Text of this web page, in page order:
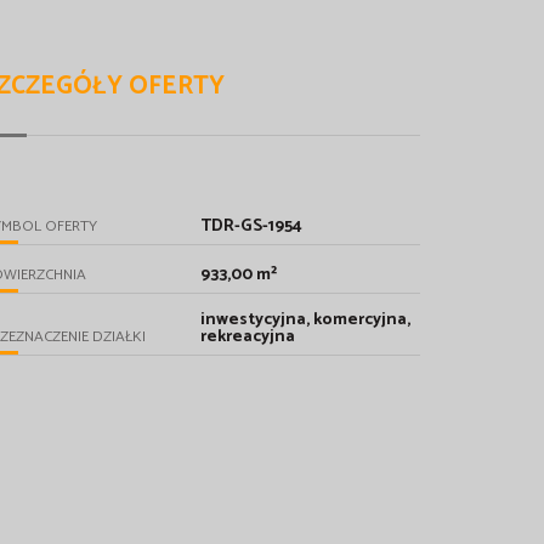
OFERTY
OFERTY TDR-GS-1954
933,00 m²
DZIAŁKI
inwestycyjna, komercyjna,
rekreacyjna